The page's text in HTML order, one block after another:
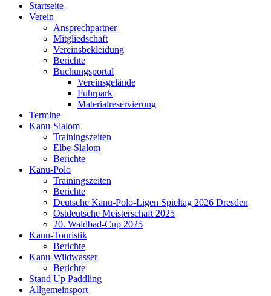
Startseite
Verein
Ansprechpartner
Mitgliedschaft
Vereinsbekleidung
Berichte
Buchungsportal
Vereinsgelände
Fuhrpark
Materialreservierung
Termine
Kanu-Slalom
Trainingszeiten
Elbe-Slalom
Berichte
Kanu-Polo
Trainingszeiten
Berichte
Deutsche Kanu-Polo-Ligen Spieltag 2026 Dresden
Ostdeutsche Meisterschaft 2025
20. Waldbad-Cup 2025
Kanu-Touristik
Berichte
Kanu-Wildwasser
Berichte
Stand Up Paddling
Allgemeinsport